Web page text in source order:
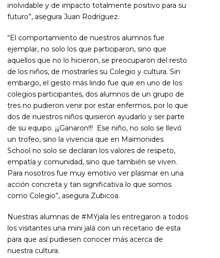
inolvidable y de impacto totalmente positivo para su
futuro”, asegura Juan Rodríguez.
“El comportamiento de nuestros alumnos fue
ejemplar, no solo los que participaron, sino que
aquellos que no lo hicieron, se preocuparon del resto
de los niños, de mostrarles su Colegio y cultura. Sin
embargo, el gesto más lindo fue que en uno de los
colegios participantes, dos alumnos de un grupo de
tres no pudieron venir por estar enfermos, por lo que
dos de nuestros niños quisieron ayudarlo y ser parte
de su equipo. ¡¡¡Ganaron!!! Ese niño, no solo se llevó
un trofeo, sino la vivencia que en Maimonides
School no solo se declaran los valores de respeto,
empatía y comunidad, sino que también se viven.
Para nosotros fue muy emotivo ver plasmar en una
acción concreta y tan significativa lo que somos
como Colegio”, asegura Zubicoa.
Nuestras alumnas de #MYjala les entregaron a todos
los visitantes una mini jalá con un recetario de esta
para que así pudiesen conocer más acerca de
nuestra cultura.